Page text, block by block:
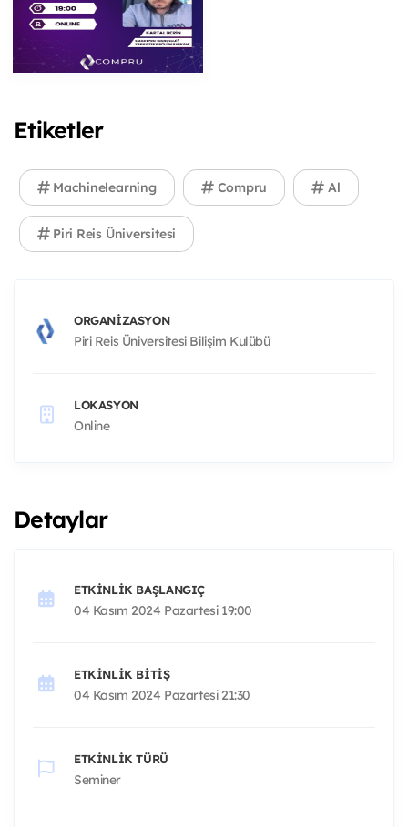
Etiketler
Machinelearning Compru Al
Piri Reis Üniversitesi
ORGANIZASYON
Piri Reis Üniversitesi Bilişim Kulübü
LOKASYON
Online
Detaylar
ETKINLIK BAŞLANGIÇ
04 Kasım 2024 Pazartesi 19:00
ETKINLIK BITIŞ
04 Kasım 2024 Pazartesi 21:30
ETKINLIK TÜRÜ
Seminer